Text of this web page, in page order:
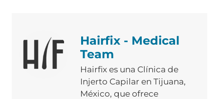
Hairfix - Medical
Team
Hairfix es una Clínica de
Injerto Capilar en Tijuana,
México, que ofrece